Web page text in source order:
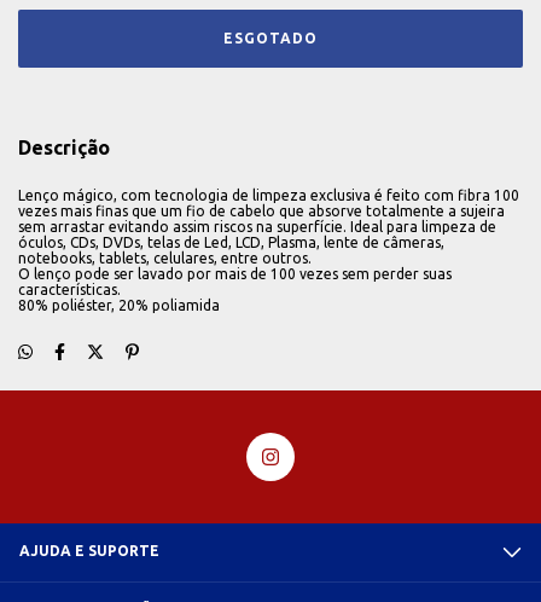
Descrição
Lenço mágico, com tecnologia de limpeza exclusiva é feito com fibra 100
vezes mais finas que um fio de cabelo que absorve totalmente a sujeira
sem arrastar evitando assim riscos na superfície. Ideal para limpeza de
óculos, CDs, DVDs, telas de Led, LCD, Plasma, lente de câmeras,
notebooks, tablets, celulares, entre outros.
O lenço pode ser lavado por mais de 100 vezes sem perder suas
características.
80% poliéster, 20% poliamida
AJUDA E SUPORTE